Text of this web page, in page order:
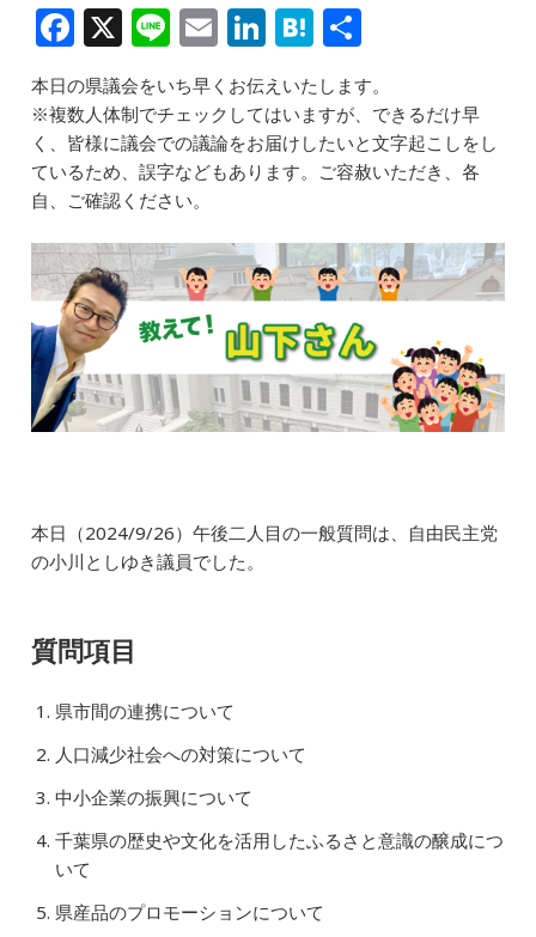
F
a
c
e
b
o
o
k
X Li
n
e
E
m
ai
l
Li
n
k
e
dI
H
at
e
n
a
有
本日の県議会をいち早くお伝えいたします。
※複数人体制でチェックしてはいますが、できるだけ早
く、皆様に議会での議論をお届けしたいと文字起こしをし
ているため、誤字などもあります。ご容赦いただき、各
自、ご確認ください。
本日（2024/9/26）午後二人目の一般質問は、自由民主党
の小川としゆき議員でした。
質問項目
県市間の連携について
人口減少社会への対策について
中小企業の振興について
千葉県の歴史や文化を活用したふるさと意識の醸成につ
いて
県産品のプロモーションについて